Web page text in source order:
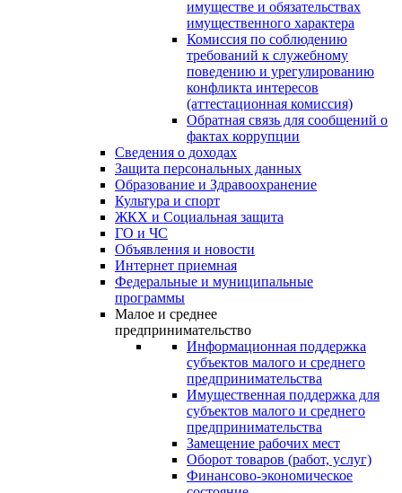
имуществе и обязательствах
имущественного характера
Комиссия по соблюдению
требований к служебному
поведению и урегулированию
конфликта интересов
(аттестационная комиссия)
Обратная связь для сообщений о
фактах коррупции
Сведения о доходах
Защита персональных данных
Образование и Здравоохранение
Культура и спорт
ЖКХ и Социальная защита
ГО и ЧС
Объявления и новости
Интернет приемная
Федеральные и муниципальные
программы
Малое и среднее
предпринимательство
Информационная поддержка
субъектов малого и среднего
предпринимательства
Имущественная поддержка для
субъектов малого и среднего
предпринимательства
Замещение рабочих мест
Оборот товаров (работ, услуг)
Финансово-экономическое